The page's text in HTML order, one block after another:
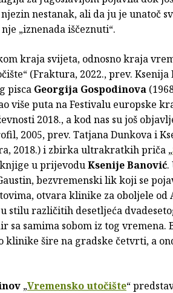
nestanak, ali da ju je unatoč
„iznenada iščeznuti“.
kraja svijeta, odnosno kraja
(Fraktura, 2022., prev. Ksenija
pisca Georgija Gospodinova
više puta na Festivalu europske
2018., a kod nas su još
2005, prev. Tatjana Dunkova i
2018.) i zbirka ultrakratkih priča „
u prijevoduKsenije Banović.
bezvremenski lik koji se
otvara klinike za oboljele od
stilu različitih desetljeća
sa samima sobom iz tog vremena.
klinike šire na gradske četvrti, a
„Vremensko utočište“